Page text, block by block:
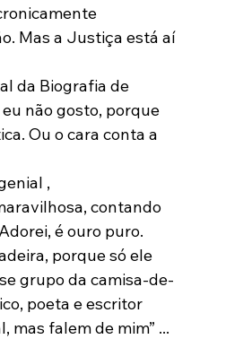
Mas a Justiça está aí
da Biografia de
não gosto, porque
Ou o cara conta a
,
contando
é ouro puro.
porque só ele
grupo da camisa-de-
poeta e escritor
mas falem de mim” ...